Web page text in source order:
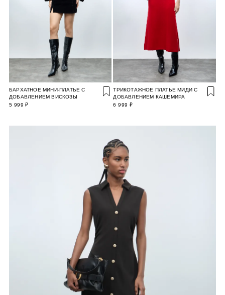
БАРХАТНОЕ МИНИ-ПЛАТЬЕ С
ДОБАВЛЕНИЕМ ВИСКОЗЫ
5 999 ₽
ТРИКОТАЖНОЕ ПЛАТЬЕ МИДИ С
ДОБАВЛЕНИЕМ КАШЕМИРА
6 999 ₽